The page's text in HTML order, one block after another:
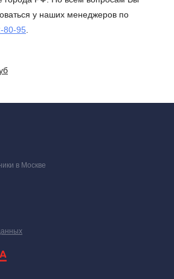
у наших менеджеров по
80-95
в Москве